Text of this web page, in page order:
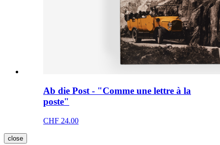
Ab die Post - "Comme une lettre à la
poste"
CHF 24.00
close